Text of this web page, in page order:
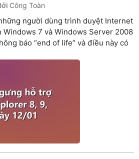
Công Toàn
người dùng trình duyệt Internet
Windows 7 và Windows Server 2008
báo “end of life” và điều này có